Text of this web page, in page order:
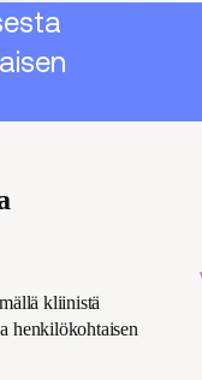
kliinistä
henkilökohtaisen